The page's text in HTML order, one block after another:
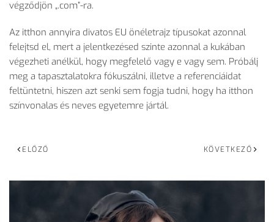
végződjön „.com”-ra.
Az itthon annyira divatos EU önéletrajz típusokat azonnal
felejtsd el, mert a jelentkezésed szinte azonnal a kukában
végezheti anélkül, hogy megfelelő vagy e vagy sem. Próbálj
meg a tapasztalatokra fókuszálni, illetve a referenciáidat
feltüntetni, hiszen azt senki sem fogja tudni, hogy ha itthon
színvonalas és neves egyetemre jártál.
ELŐZŐ KÖVETKEZŐ